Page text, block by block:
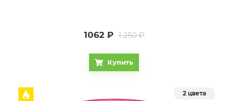
1062₽ 1 250 ₽
Купить
2 цвета